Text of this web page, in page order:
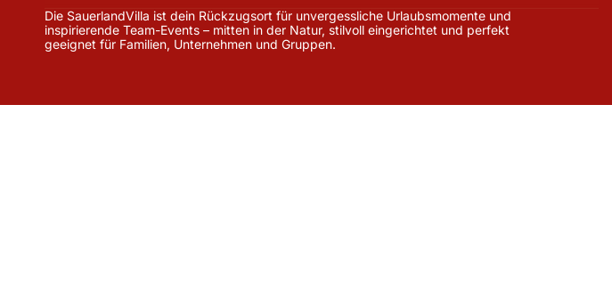
Die SauerlandVilla ist dein Rückzugsort für unvergessliche Urlaubsmomente und
inspirierende Team-Events – mitten in der Natur, stilvoll eingerichtet und perfekt
geeignet für Familien, Unternehmen und Gruppen.